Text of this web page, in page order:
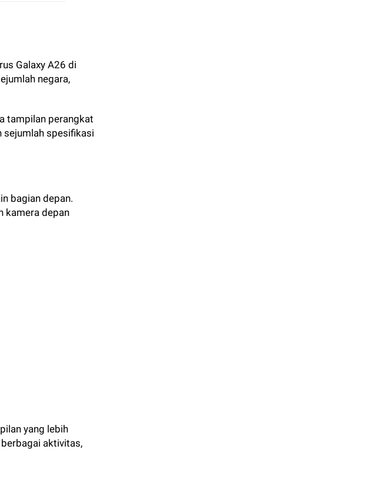
Galaxy A26 di
negara,
tampilan perangkat
sejumlah spesifikasi
bagian depan.
kamera depan
yang lebih
aktivitas,